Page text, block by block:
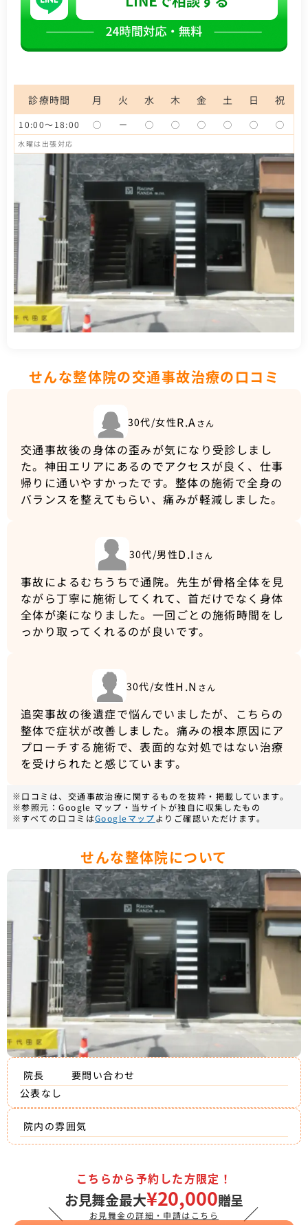
診療時間 月 火 水 木 金 土 日 祝
10:00～18:00 ◯ ー ◯ ◯ ◯ ◯ ◯ ◯
水曜は出張対応
せんな整体院の交通事故治療の口コミ
30代/女性R.A さん
交通事故後の身体の歪みが気になり受診しまし
た。神田エリアにあるのでアクセスが良く、仕事
帰りに通いやすかったです。整体の施術で全身の
バランスを整えてもらい、痛みが軽減しました。
30代/男性D.I さん
事故によるむちうちで通院。先生が骨格全体を見
ながら丁寧に施術してくれて、首だけでなく身体
全体が楽になりました。一回ごとの施術時間をし
っかり取ってくれるのが良いです。
30代/女性H.N さん
追突事故の後遺症で悩んでいましたが、こちらの
整体で症状が改善しました。痛みの根本原因にア
プローチする施術で、表面的な対処ではない治療
を受けられたと感じています。
※口コミは、交通事故治療に関するものを抜粋・掲載しています。
※参照元：Google マップ・当サイトが独自に収集したもの
※すべての口コミはGoogleマップよりご確認いただけます。
せんな整体院について
院長
要問い合わせ
公表なし
院内の雰囲気
＼
こちらから予約した方限定！
お見舞金最大¥20,000贈呈
お見舞金の詳細・申請はこちら ／